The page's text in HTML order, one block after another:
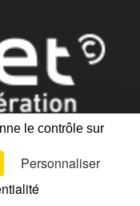
le contrôle sur
Personnaliser
conforme